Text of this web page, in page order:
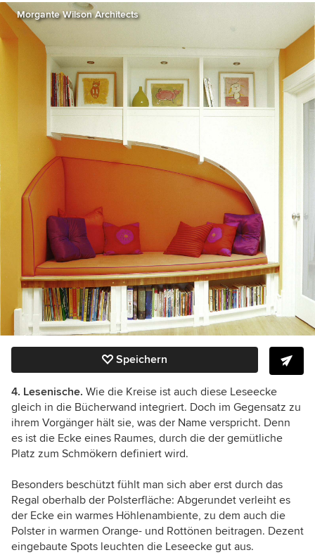
Morgante Wilson Architects
Speichern
4. Lesenische. Wie die Kreise ist auch diese Leseecke
gleich in die Bücherwand integriert. Doch im Gegensatz zu
ihrem Vorgänger hält sie, was der Name verspricht. Denn
es ist die Ecke eines Raumes, durch die der gemütliche
Platz zum Schmökern definiert wird.
Besonders beschützt fühlt man sich aber erst durch das
Regal oberhalb der Polsterfläche: Abgerundet verleiht es
der Ecke ein warmes Höhlenambiente, zu dem auch die
Polster in warmen Orange- und Rottönen beitragen. Dezent
eingebaute Spots leuchten die Leseecke gut aus.